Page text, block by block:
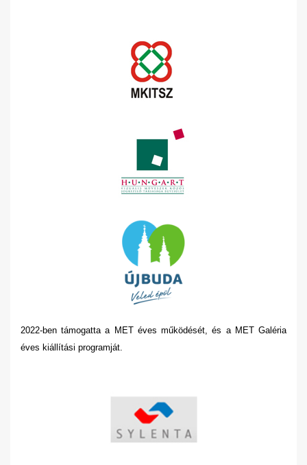
2022-ben támogatta a MET éves működését, és a MET Galéria
éves kiállítási programját.